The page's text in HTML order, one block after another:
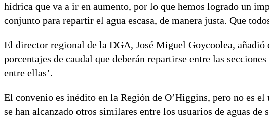
hídrica que va a ir en aumento, por lo que hemos logrado un
conjunto para repartir el agua escasa, de manera justa. Que
El director regional de la DGA, José Miguel Goycoolea, añadió
porcentajes de caudal que deberán repartirse entre las
entre ellas’.
El convenio es inédito en la Región de O’Higgins, pero no es
se han alcanzado otros similares entre los usuarios de aguas